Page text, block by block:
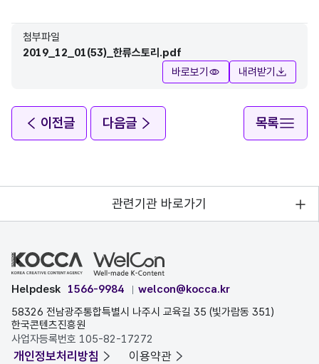
첨부파일
2019_12_01(53)_한류스토리.pdf
바로보기
내려받기
이전글 다음글 목록
관련기관 바로가기
Helpdesk 1566-9984
welcon@kocca.kr
58326 전남광주통합특별시 나주시 교육길 35 (빛가람동 351)
한국콘텐츠진흥원
사업자등록번호 105-82-17272
개인정보처리방침 이용약관